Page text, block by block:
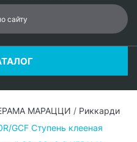
МАРАЦЦИ / Риккарди
GCF Ступень клееная